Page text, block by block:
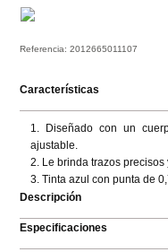
Referencia:2012665011107
Características
1. Diseñado con un
ajustable.
2. Le brinda trazos
3. Tinta azul con punta de
Descripción
Especificaciones